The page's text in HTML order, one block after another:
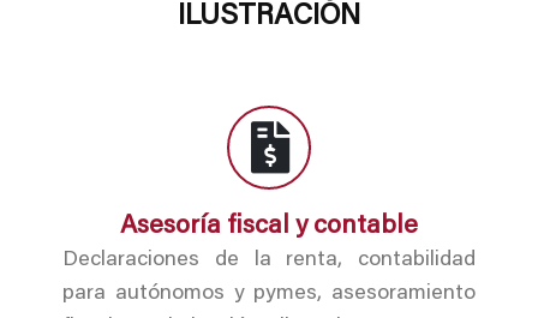
ILUSTRACIÓN
Asesoría fiscal y contable
Declaraciones de la renta, contabilidad
para autónomos y pymes, asesoramiento